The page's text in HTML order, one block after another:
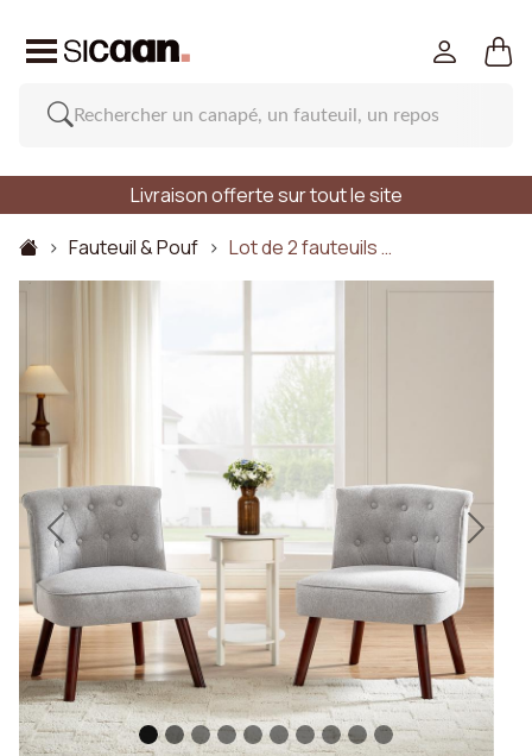
Livraison offerte sur tout le site
Fauteuil & Pouf
Lot de 2 fauteuils …
Previous Next